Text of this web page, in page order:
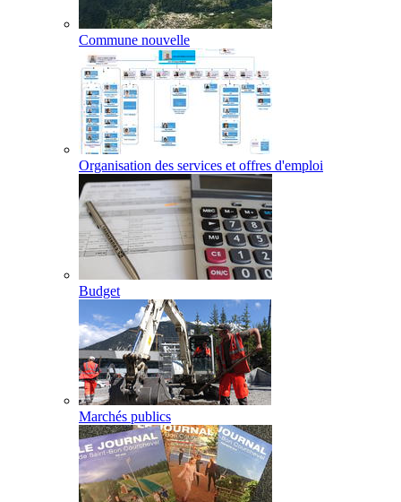
Commune nouvelle
Organisation des services et offres d'emploi
Budget
Marchés publics